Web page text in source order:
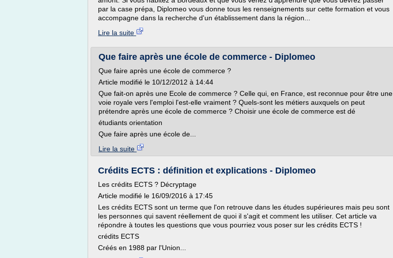
par la case prépa, Diplomeo vous donne tous les renseignements sur cette formation et vous
accompagne dans la recherche d'un établissement dans la région...
Lire la suite
Que faire après une école de commerce - Diplomeo
Que faire après une école de commerce ?
Article modifié le 10/12/2012 à 14:44
Que fait-on après une Ecole de commerce ? Celle qui, en France, est reconnue pour être une
voie royale vers l'emploi l'est-elle vraiment ? Quels-sont les métiers auxquels on peut
prétendre après une école de commerce ? Choisir une école de commerce est dé
étudiants orientation
Que faire après une école de...
Lire la suite
Crédits ECTS : définition et explications - Diplomeo
Les crédits ECTS ? Décryptage
Article modifié le 16/09/2016 à 17:45
Les crédits ECTS sont un terme que l'on retrouve dans les études supérieures mais peu sont
les personnes qui savent réellement de quoi il s'agit et comment les utiliser. Cet article va
répondre à toutes les questions que vous pourriez vous poser sur les crédits ECTS !
crédits ECTS
Créés en 1988 par l'Union...